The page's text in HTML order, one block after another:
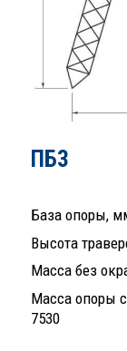
ПБ3
База опоры,
Высота
Масса без
Масса опоры
7530